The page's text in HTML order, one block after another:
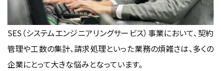
SES（システムエンジニアリングサービス）事業において、契約
管理や工数の集計、請求処理といった業務の煩雑さは、多くの
企業にとって大きな悩みとなっています。